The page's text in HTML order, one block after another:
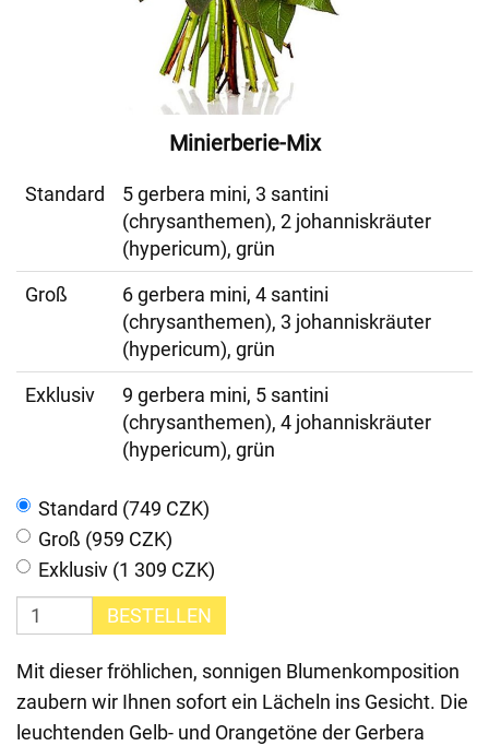
Minierberie-Mix
Standard
5 gerbera mini, 3 santini
(chrysanthemen), 2 johanniskräuter
(hypericum), grün
Groß
6 gerbera mini, 4 santini
(chrysanthemen), 3 johanniskräuter
(hypericum), grün
Exklusiv
9 gerbera mini, 5 santini
(chrysanthemen), 4 johanniskräuter
(hypericum), grün
Standard (749 CZK)
Groß (959 CZK)
Exklusiv (1 309 CZK)
BESTELLEN
Mit dieser fröhlichen, sonnigen Blumenkomposition
zaubern wir Ihnen sofort ein Lächeln ins Gesicht. Die
leuchtenden Gelb- und Orangetöne der Gerbera